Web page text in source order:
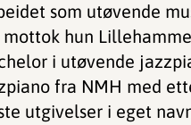
som utøvende
mottok hun
i utøvende
fra NMH med
utgivelser i eget